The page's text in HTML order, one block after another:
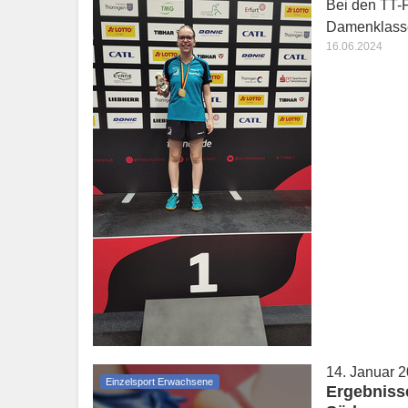
Bei den TT-
16.06.2024
Einzelsport Erwachsene
14. Januar